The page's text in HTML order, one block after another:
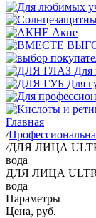
Акне
Для
Для
Главная
/
/ДЛЯ ЛИЦА
вода
ДЛЯ ЛИЦА
вода
Параметры
Цена, руб.